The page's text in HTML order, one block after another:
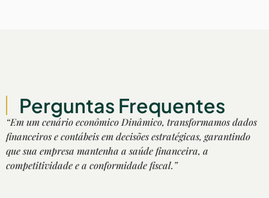
Perguntas Frequentes
“Em um cenário econômico Dinâmico, transformamos dados
financeiros e contábeis em decisões estratégicas, garantindo
que sua empresa mantenha a saúde financeira, a
competitividade e a conformidade fiscal.”